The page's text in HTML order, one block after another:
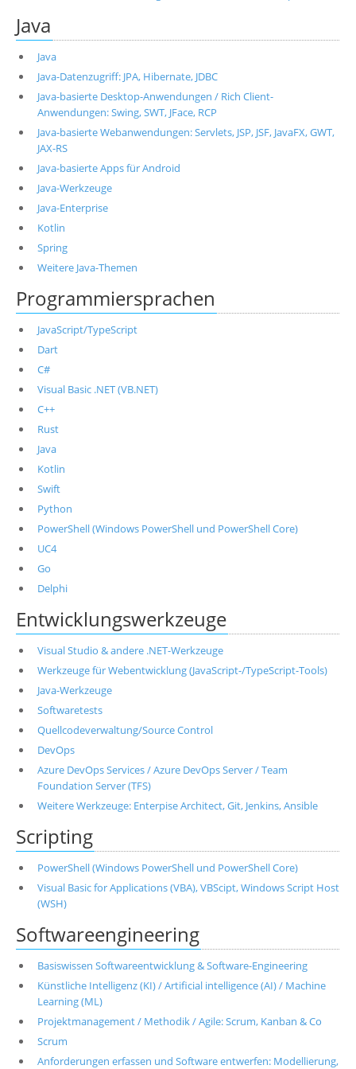
Java
Java
Java-Datenzugriff: JPA, Hibernate, JDBC
Java-basierte Desktop-Anwendungen / Rich Client-
Anwendungen: Swing, SWT, JFace, RCP
Java-basierte Webanwendungen: Servlets, JSP, JSF, JavaFX, GWT,
JAX-RS
Java-basierte Apps für Android
Java-Werkzeuge
Java-Enterprise
Kotlin
Spring
Weitere Java-Themen
Programmiersprachen
JavaScript/TypeScript
Dart
C#
Visual Basic .NET (VB.NET)
C++
Rust
Java
Kotlin
Swift
Python
PowerShell (Windows PowerShell und PowerShell Core)
UC4
Go
Delphi
Entwicklungswerkzeuge
Visual Studio & andere .NET-Werkzeuge
Werkzeuge für Webentwicklung (JavaScript-/TypeScript-Tools)
Java-Werkzeuge
Softwaretests
Quellcodeverwaltung/Source Control
DevOps
Azure DevOps Services / Azure DevOps Server / Team
Foundation Server (TFS)
Weitere Werkzeuge: Enterpise Architect, Git, Jenkins, Ansible
Scripting
PowerShell (Windows PowerShell und PowerShell Core)
Visual Basic for Applications (VBA), VBScipt, Windows Script Host
(WSH)
Softwareengineering
Basiswissen Softwareentwicklung & Software-Engineering
Künstliche Intelligenz (KI) / Artificial intelligence (AI) / Machine
Learning (ML)
Projektmanagement / Methodik / Agile: Scrum, Kanban & Co
Scrum
Anforderungen erfassen und Software entwerfen: Modellierung,